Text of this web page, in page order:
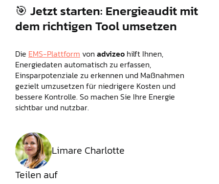
🎯 Jetzt starten: Energieaudit mit
dem richtigen Tool umsetzen
Die EMS-Plattform von advizeohilft Ihnen,
Energiedaten automatisch zu erfassen,
Einsparpotenziale zu erkennen und Maßnahmen
gezielt umzusetzen für niedrigere Kosten und
bessere Kontrolle. So machen Sie Ihre Energie
sichtbar und nutzbar.
Limare Charlotte
Teilen auf